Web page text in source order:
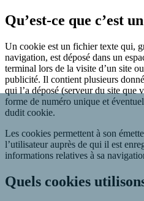
Qu’est-ce que c’est
Un cookie est un fichier texte qui,
navigation, est déposé dans un
terminal lors de la visite d’un site
publicité. Il contient plusieurs
qui l’a déposé (serveur du site que
forme de numéro unique et
dudit cookie.
Les cookies permettent à son
l’utilisateur auprès de qui il est
informations relatives à sa
Quels cookies